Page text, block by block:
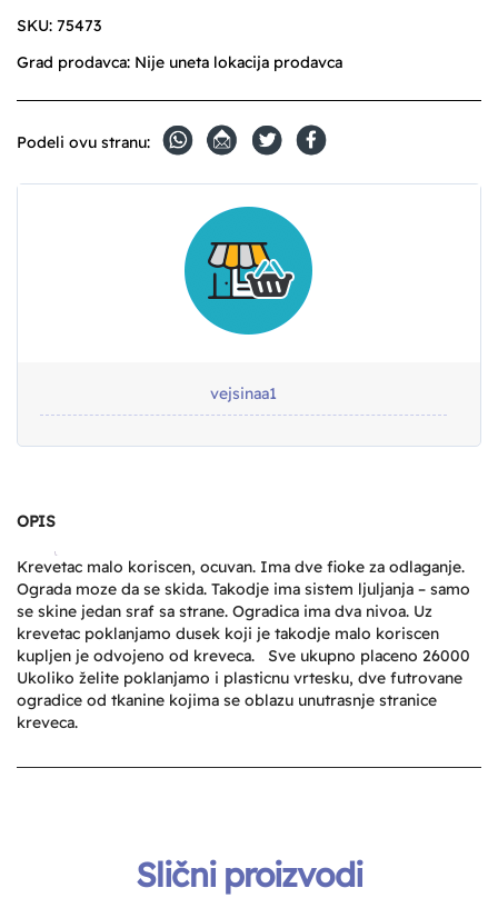
vejsinaa1
SKU: 75473
Grad prodavca: Nije uneta lokacija prodavca
Podeli ovu stranu:
OPIS
Krevetac malo koriscen, ocuvan. Ima dve fioke za odlaganje.
Ograda moze da se skida. Takodje ima sistem ljuljanja – samo
se skine jedan sraf sa strane. Ogradica ima dva nivoa. Uz
krevetac poklanjamo dusek koji je takodje malo koriscen
kupljen je odvojeno od kreveca. Sve ukupno placeno 26000
Ukoliko želite poklanjamo i plasticnu vrtesku, dve futrovane
ogradice od tkanine kojima se oblazu unutrasnje stranice
kreveca.
Slični proizvodi